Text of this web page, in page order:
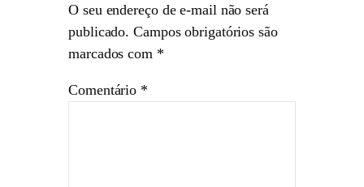
O seu endereço de e-mail não será
publicado. Campos obrigatórios são
marcados com *
Comentário *